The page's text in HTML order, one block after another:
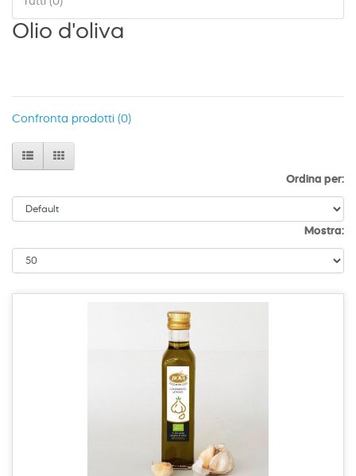
Olio d'oliva
Confronta prodotti (0)
Ordina per:
Mostra: